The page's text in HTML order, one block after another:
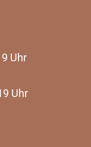
Uhr
Uhr